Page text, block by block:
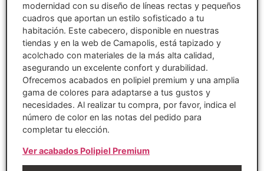
modernidad con su diseño de líneas rectas y pequeños
cuadros que aportan un estilo sofisticado a tu
habitación. Este cabecero, disponible en nuestras
tiendas y en la web de Camapolis, está tapizado y
acolchado con materiales de la más alta calidad,
asegurando un excelente confort y durabilidad.
Ofrecemos acabados en polipiel premium y una amplia
gama de colores para adaptarse a tus gustos y
necesidades. Al realizar tu compra, por favor, indica el
número de color en las notas del pedido para
completar tu elección.
Ver acabados Polipiel Premium